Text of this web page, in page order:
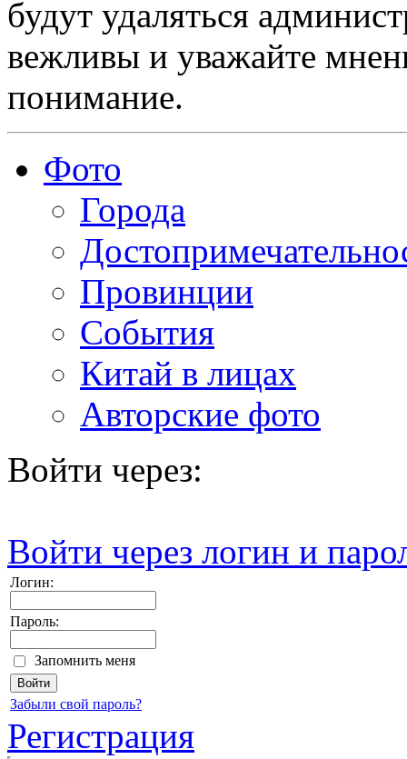
будут удаляться
вежливы и уважайте
понимание.
Фото
Города
Провинции
События
Китай в лицах
Авторские фото
Войти через:
Войти через логин и
Логин:
Пароль:
Запомнить меня
Забыли свой пароль?
Регистрация